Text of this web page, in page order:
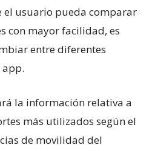
el usuario pueda comparar
con mayor facilidad, es
entre diferentes
app.
la información relativa a
más utilizados según el
de movilidad del